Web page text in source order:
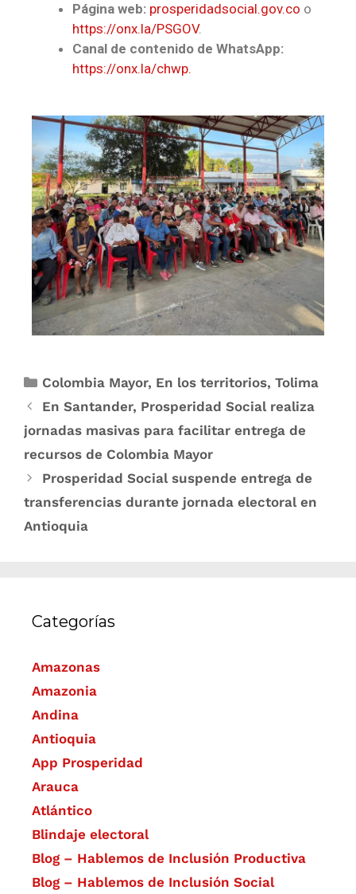
Página web: prosperidadsocial.gov.co o
https://onx.la/PSGOV.
Canal de contenido de WhatsApp:
https://onx.la/chwp.
Colombia Mayor, En los territorios,Tolima
En Santander, Prosperidad Social realiza
jornadas masivas para facilitar entrega de
recursos de Colombia Mayor
Prosperidad Social suspende entrega de
transferencias durante jornada electoral en
Antioquia
Categorías
Amazonas
Amazonia
Andina
Antioquia
App Prosperidad
Arauca
Atlántico
Blindaje electoral
Blog – Hablemos de Inclusión Productiva
Blog – Hablemos de Inclusión Social